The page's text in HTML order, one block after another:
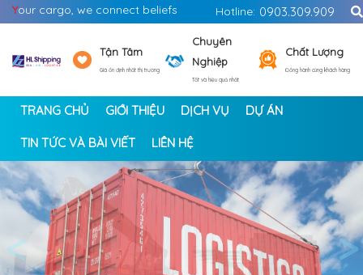
Your cargo, we connect beliefs Hotline: 0903.309.909
Tận Tâm
Giá ổn định nhất thị trường
Chuyên
Nghiệp
Tốt và hiệu quả nhất
Chất Lượng
Đồng hành cùng khách hàng
TRANG CHỦ GIỚI THIỆU DỊCH VỤ DỰ ÁN
TIN TỨC VÀ BÀI VIẾT LIÊN HỆ
< >